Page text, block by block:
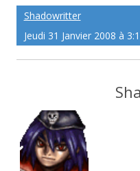
Shadowritter
Jeudi 31 Janvier 2008 à